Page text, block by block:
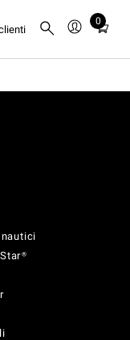
0
Total
in